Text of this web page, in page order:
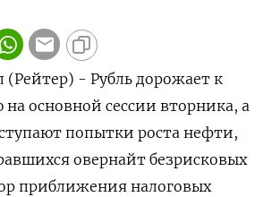
- Рубль дорожает к
основной сессии вторника, а
попытки роста нефти,
овернайт безрисковых
приближения налоговых